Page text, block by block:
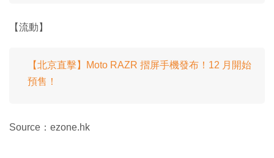
【流動】
【北京直擊】Moto RAZR 摺屏手機發布！12 月開始
預售！
Source：ezone.hk